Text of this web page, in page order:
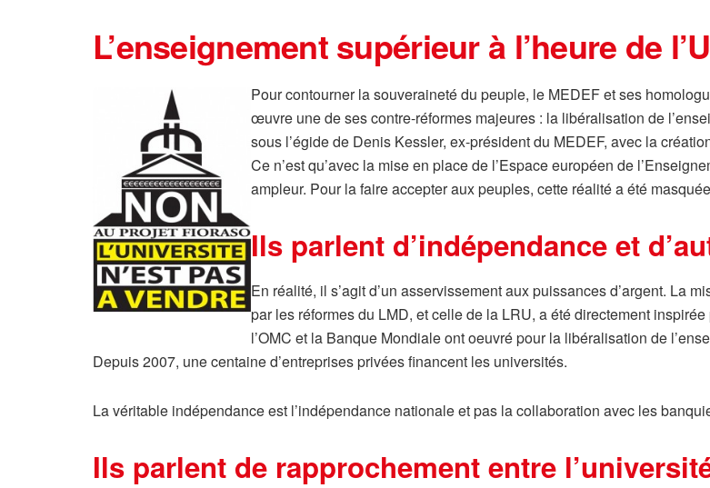
L’enseignement supérieur à l’heure de
Pour contourner la souveraineté du peuple, le MEDEF et ses
œuvre une de ses contre-réformes majeures : la libéralisation de
sous l’égide de Denis Kessler, ex-président du MEDEF, avec la
Ce n’est qu’avec la mise en place de l’Espace européen de
ampleur. Pour la faire accepter aux peuples, cette réalité a été
Ils parlent d’indépendance et
En réalité, il s’agit d’un asservissement aux puissances d’argent. La
par les réformes du LMD, et celle de la LRU, a été directement
l’OMC et la Banque Mondiale ont oeuvré pour la libéralisation de
Depuis 2007, une centaine d’entreprises privées financent les universités.
La véritable indépendance est l’indépendance nationale et pas la collaboration avec les
Ils parlent de rapprochement entre